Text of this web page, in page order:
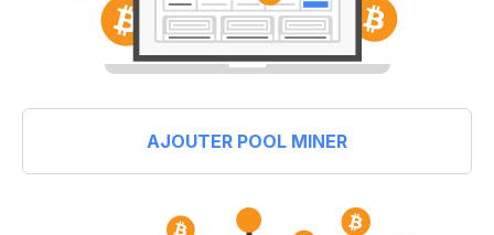
AJOUTER POOL MINER